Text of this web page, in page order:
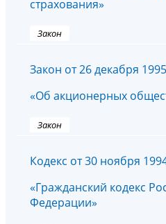
страхования»
Закон
Закон от 26 декабря
«Об акционерных
Закон
Кодекс от 30 ноября
«Гражданский кодекс
Федерации»